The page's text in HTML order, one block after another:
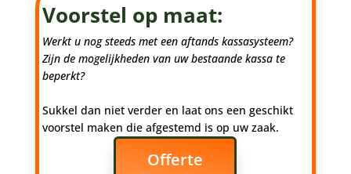
Voorstel op maat:
Werkt u nog steeds met een aftands kassasysteem?
Zijn de mogelijkheden van uw bestaande kassa te
beperkt?
Sukkel dan niet verder en laat ons een geschikt
voorstel maken die afgestemd is op uw zaak.
Offerte